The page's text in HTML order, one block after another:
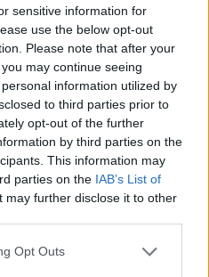
sensitive information for
use the below opt-out
Please note that after your
may continue seeing
information utilized by
to third parties prior to
opt-out of the further
by third parties on the
This information may
parties on the IAB’s List of
may further disclose it to other
Opt Outs